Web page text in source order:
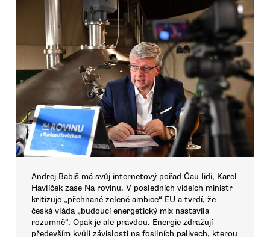
Andrej Babiš má svůj internetový pořad Čau lidi, Karel
Havlíček zase Na rovinu. V posledních videích ministr
kritizuje „přehnané zelené ambice“ EU a tvrdí, že
česká vláda „budoucí energetický mix nastavila
rozumně“. Opak je ale pravdou. Energie zdražují
především kvůli závislosti na fosilních palivech, kterou